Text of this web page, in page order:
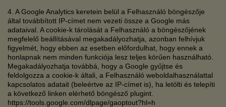
4. A Google Analytics keretein belül a Felhasználó böngészője
által továbbított IP-címet nem vezeti össze a Google más
adataival. A cookie-k tárolását a Felhasználó a böngészőjének
megfelelő beállításával megakadályozhatja, azonban felhívjuk
figyelmét, hogy ebben az esetben előfordulhat, hogy ennek a
honlapnak nem minden funkciója lesz teljes körűen használható.
Megakadályozhatja továbbá, hogy a Google gyűjtse és
feldolgozza a cookie-k általi, a Felhasználó weboldalhasználattal
kapcsolatos adatait (beleértve az IP-címet is), ha letölti és telepíti
a következő linken elérhető böngésző plugint.
https://tools.google.com/dlpage/gaoptout?hl=h